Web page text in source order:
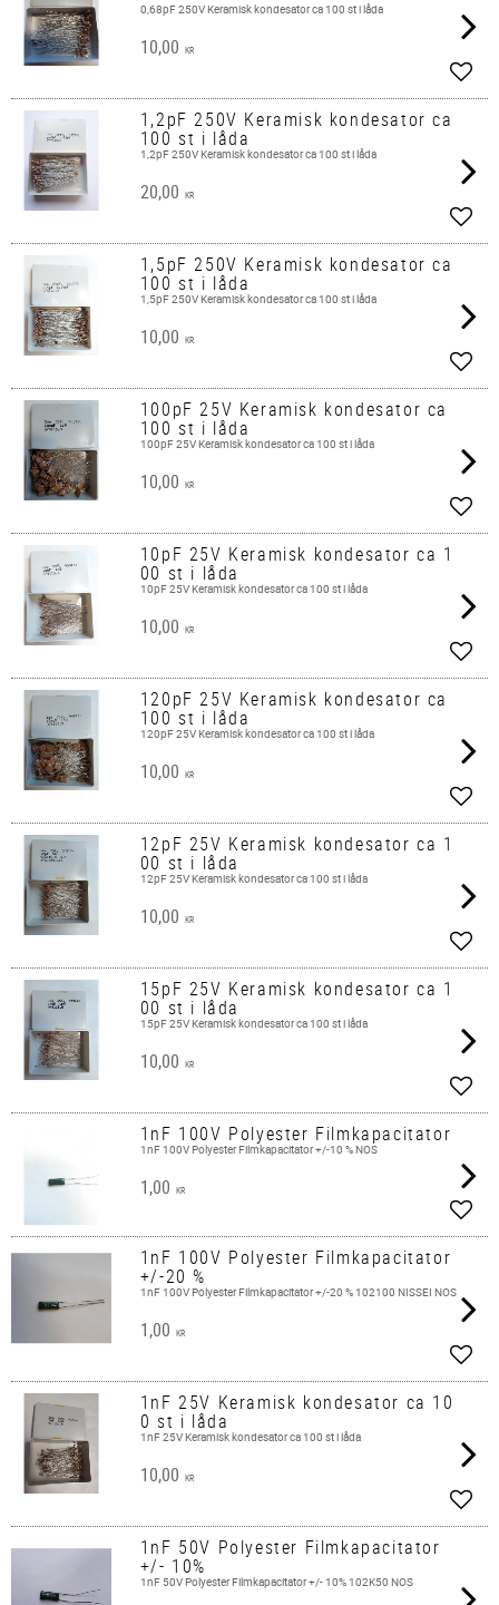
0,68pF 250V Keramisk kondesator ca 100 st i låda
10,00 KR
Add
1,2pF 250V Keramisk kondesator ca
100 st i låda
1,2pF 250V Keramisk kondesator ca 100 st i låda
20,00 KR
Add
1,5pF 250V Keramisk kondesator ca
100 st i låda
1,5pF 250V Keramisk kondesator ca 100 st i låda
10,00 KR
Add
100pF 25V Keramisk kondesator ca
100 st i låda
100pF 25V Keramisk kondesator ca 100 st i låda
10,00 KR
Add
10pF 25V Keramisk kondesator ca 1
00 st i låda
10pF 25V Keramisk kondesator ca 100 st i låda
10,00 KR
Add
120pF 25V Keramisk kondesator ca
100 st i låda
120pF 25V Keramisk kondesator ca 100 st i låda
10,00 KR
Add
12pF 25V Keramisk kondesator ca 1
00 st i låda
12pF 25V Keramisk kondesator ca 100 st i låda
10,00 KR
Add
15pF 25V Keramisk kondesator ca 1
00 st i låda
15pF 25V Keramisk kondesator ca 100 st i låda
10,00 KR
Add
1nF 100V Polyester Filmkapacitator
1nF 100V Polyester Filmkapacitator +/-10 % NOS
1,00 KR
Add
1nF 100V Polyester Filmkapacitator
+/-20 %
1nF 100V Polyester Filmkapacitator +/-20 % 102100 NISSEI NOS
1,00 KR
Add
1nF 25V Keramisk kondesator ca 10
0 st i låda
1nF 25V Keramisk kondesator ca 100 st i låda
10,00 KR
Add
1nF 50V Polyester Filmkapacitator
+/- 10%
1nF 50V Polyester Filmkapacitator +/- 10% 102K50 NOS